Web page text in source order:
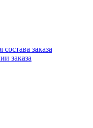
заказа
заказа